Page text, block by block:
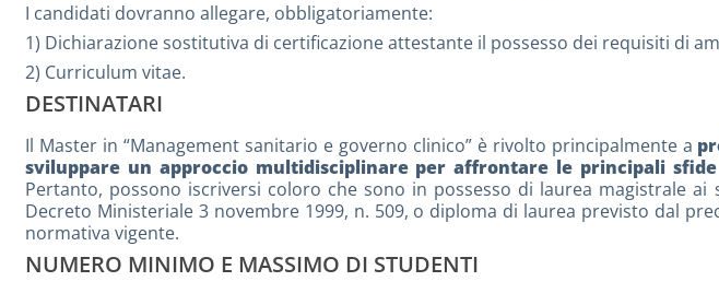
I candidati dovranno allegare, obbligatoriamente:
1) Dichiarazione sostitutiva di certificazione attestante il possesso dei requisiti di
2) Curriculum vitae.
DESTINATARI
Il Master in “Management sanitario e governo clinico” è rivolto principalmente a
sviluppare un approccio multidisciplinare per affrontare le principali
Pertanto, possono iscriversi coloro che sono in possesso di laurea magistrale
Decreto Ministeriale 3 novembre 1999, n. 509, o diploma di laurea previsto dal
normativa vigente.
NUMERO MINIMO E MASSIMO DI STUDENTI